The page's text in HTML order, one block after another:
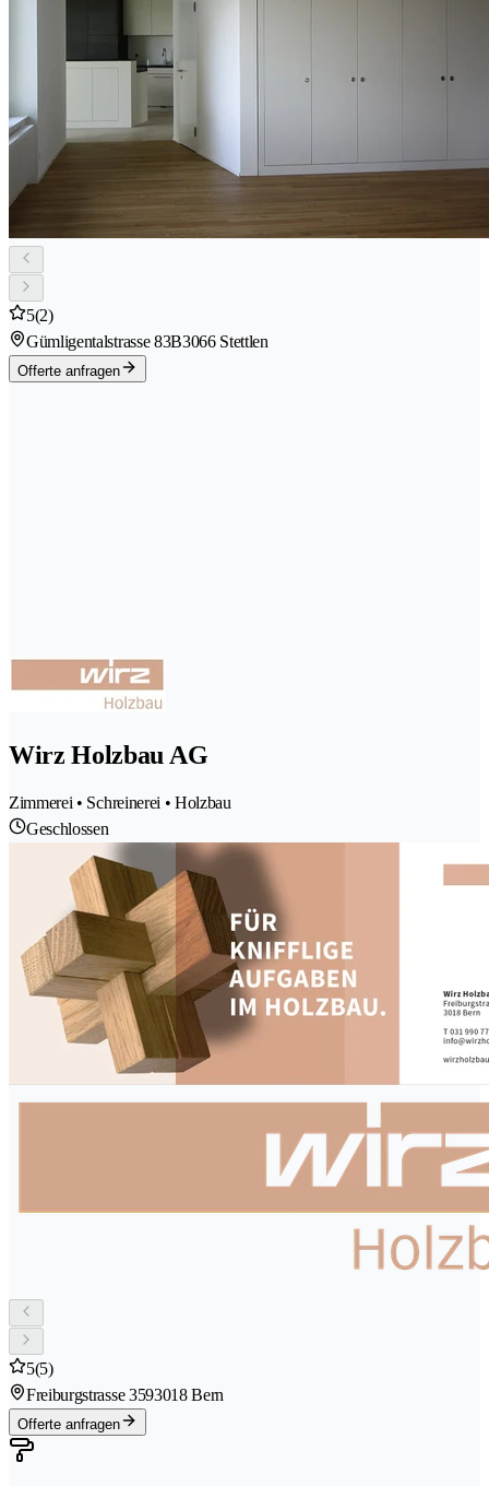
5(2)
Gümligentalstrasse 83B3066 Stettlen
Offerte anfragen
Wirz Holzbau AG
Zimmerei • Schreinerei • Holzbau
Geschlossen
5(5)
Freiburgstrasse 3593018 Bern
Offerte anfragen